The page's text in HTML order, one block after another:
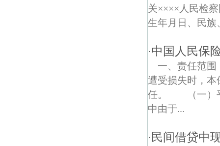
关××××人民检
生年月日、民族
·中国人民保
一、责任范
遭受损失时，
任。 （一）
中由于...
· 民间借贷中